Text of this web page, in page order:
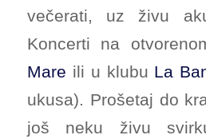
večerati, uz živu
Koncerti na
Mare ili u klubu La
ukusa). Prošetaj do
još neku živu